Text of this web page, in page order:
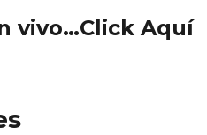
vivo…Click Aquí